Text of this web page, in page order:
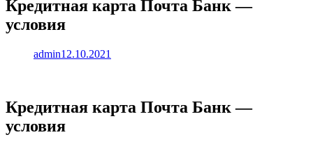
Кредитная карта Почта Банк —
условия
admin12.10.2021
Кредитная карта Почта Банк —
условия